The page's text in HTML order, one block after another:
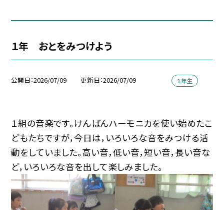
１年 おとをみつけよう
公開日 2026/07/09 更新日 2026/07/09 １年生
１組の音楽です。けんばんハーモニカを使い始めたこ
どもたちですが，今日は，いろいろな音をみつける活
動をしていました。高い音，低い音，短い音，長い音な
ど，いろいろな音を出して楽しみました。